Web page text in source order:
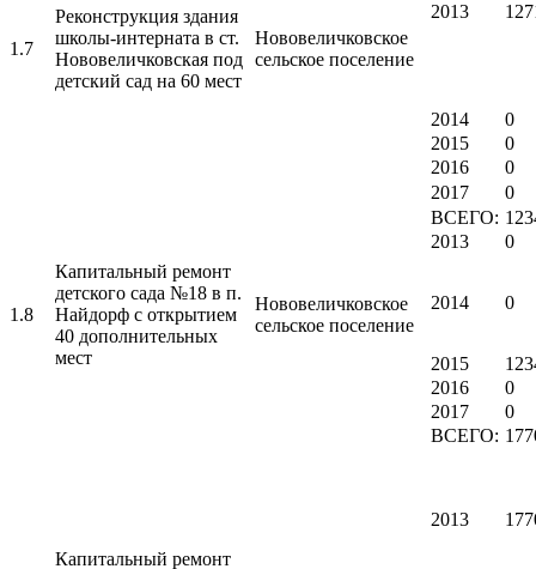
1.7
Реконструкция здания
школы-интерната в ст.
Нововеличковская под
детский сад на 60 мест
Нововеличковское
сельское поселение
2013
2014
0
2015
0
2016
0
2017
0
1.8
Капитальный ремонт
детского сада №18 в п.
Найдорф с открытием
40 дополнительных
мест
Нововеличковское
сельское поселение
ВСЕГО:
2013
0
2014 0
2015
2016
0
2017
0
Капитальный ремонт
ВСЕГО:
2013